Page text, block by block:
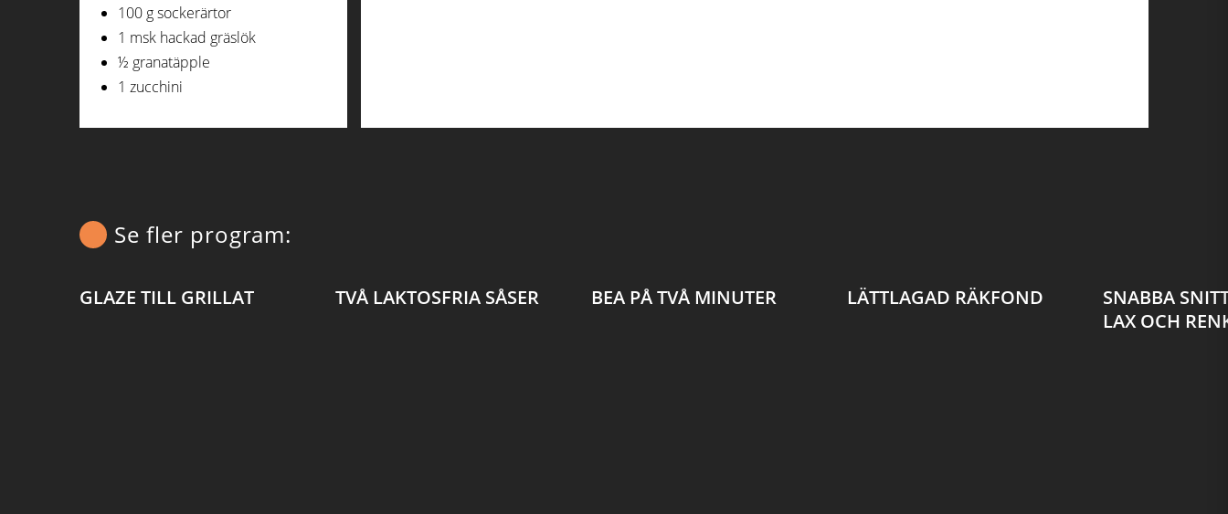
100 g sockerärtor
1 msk hackad gräslök
½ granatäpple
1 zucchini
Se fler program:
GLAZE TILL GRILLAT TVÅ LAKTOSFRIA SÅSER BEA PÅ TVÅ MINUTER LÄTTLAGAD RÄKFOND
SNABBA
LAX OCH